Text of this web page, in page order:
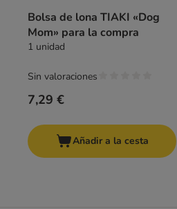
Bolsa de lona TIAKI «Dog
Mom» para la compra
1 unidad
7,29 €
Sin valoraciones
Añadir a la cesta